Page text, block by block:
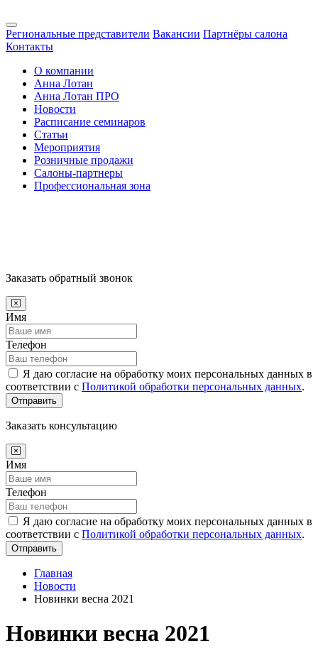
Региональные представители Вакансии Партнёры салона
Контакты
О компании
Анна Лотан
Анна Лотан ПРО
Новости
Расписание семинаров
Статьи
Мероприятия
Розничные продажи
Салоны-партнеры
Профессиональная зона
Заказать обратный звонок
Имя
Телефон
Я даю согласие на обработку моих персональных данных в
соответствии с Политикой обработки персональных данных.
Отправить
Заказать консультацию
Имя
Телефон
Я даю согласие на обработку моих персональных данных в
соответствии с Политикой обработки персональных данных.
Отправить
Главная
Новости
Новинки весна 2021
Новинки весна 2021